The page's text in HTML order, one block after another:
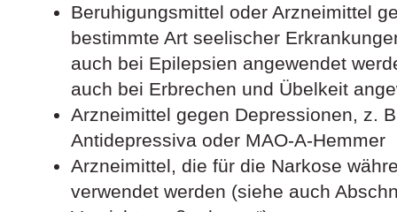
Beruhigungsmittel oder Arzneimittel
bestimmte Art seelischer
auch bei Epilepsien angewendet
auch bei Erbrechen und Übelkeit
Arzneimittel gegen Depressionen, z.
Antidepressiva oder MAO-A-Hemmer
Arzneimittel, die für die Narkose
verwendet werden (siehe auch